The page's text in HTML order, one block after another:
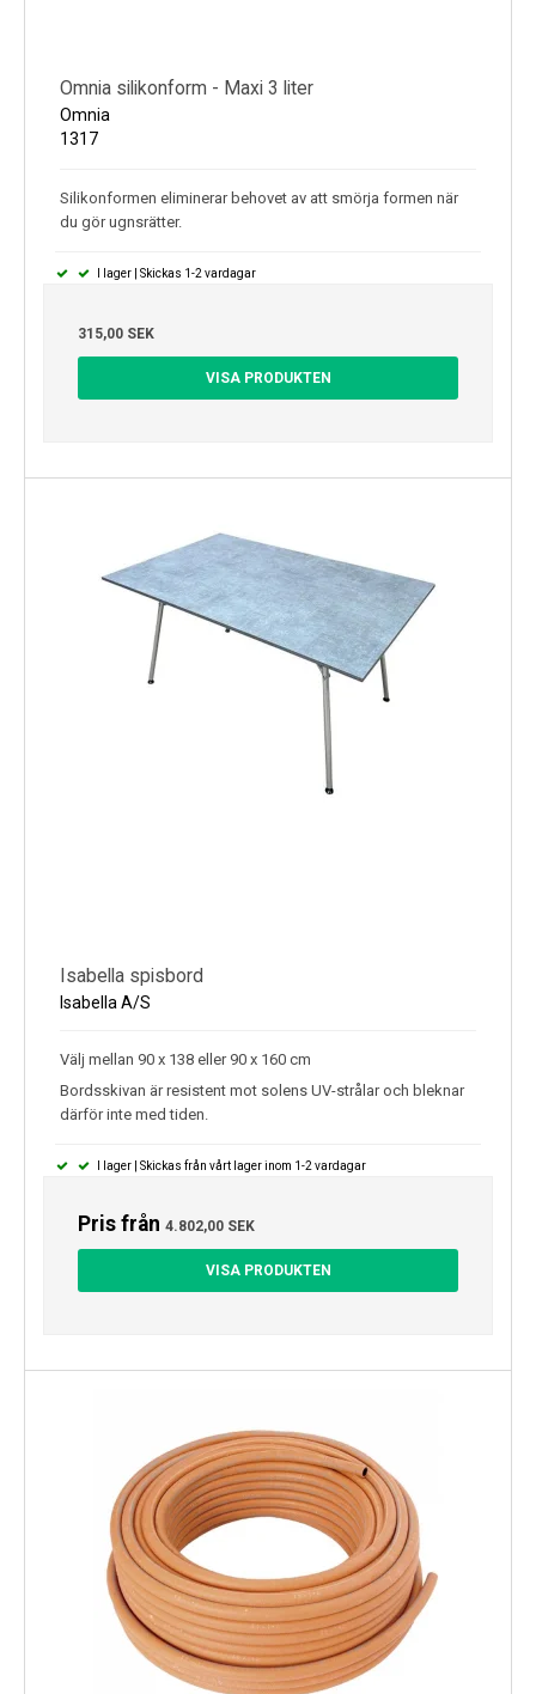
Omnia silikonform - Maxi 3 liter
Omnia
1317
Silikonformen eliminerar behovet av att smörja formen när
du gör ugnsrätter.
I lager | Skickas 1-2 vardagar
315,00 SEK
VISA PRODUKTEN
Isabella spisbord
Isabella A/S
Välj mellan 90 x 138 eller 90 x 160 cm
Bordsskivan är resistent mot solens UV-strålar och bleknar
därför inte med tiden.
I lager | Skickas från vårt lager inom 1-2 vardagar
Pris från 4.802,00 SEK
VISA PRODUKTEN